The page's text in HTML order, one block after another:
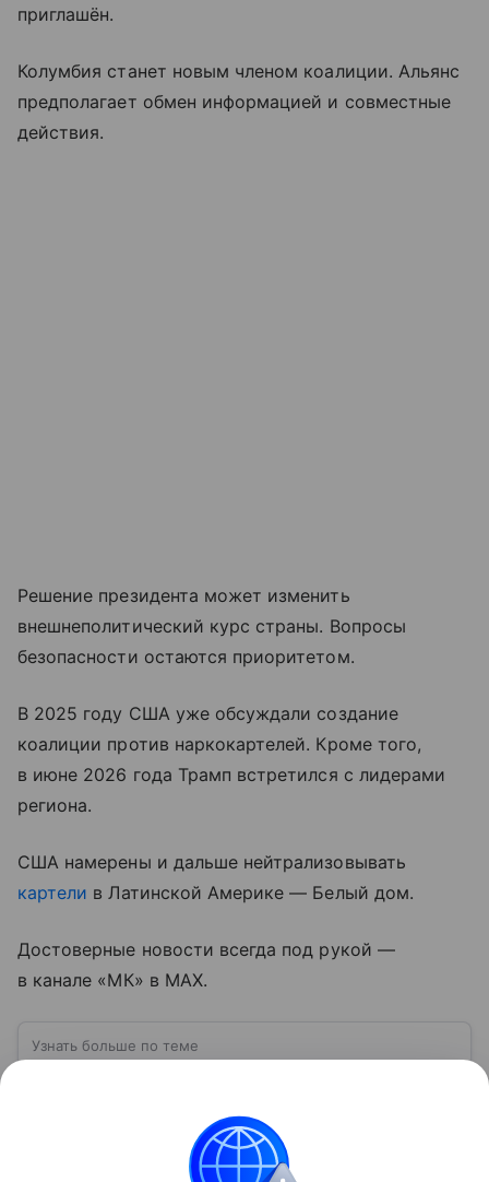
приглашён.
Колумбия станет новым членом коалиции. Альянс
предполагает обмен информацией и совместные
действия.
Решение президента может изменить
внешнеполитический курс страны. Вопросы
безопасности остаются приоритетом.
В 2025 году США уже обсуждали создание
коалиции против наркокартелей. Кроме того,
в июне 2026 года Трамп встретился с лидерами
региона.
США намерены и дальше нейтрализовывать
картели в Латинской Америке — Белый дом.
Достоверные новости всегда под рукой —
в канале «МК» в MAX.
Узнать больше по теме
США — государство в Северной Америке,
занимающее одно из центральных мест в мировой
экономике и международной политике. В